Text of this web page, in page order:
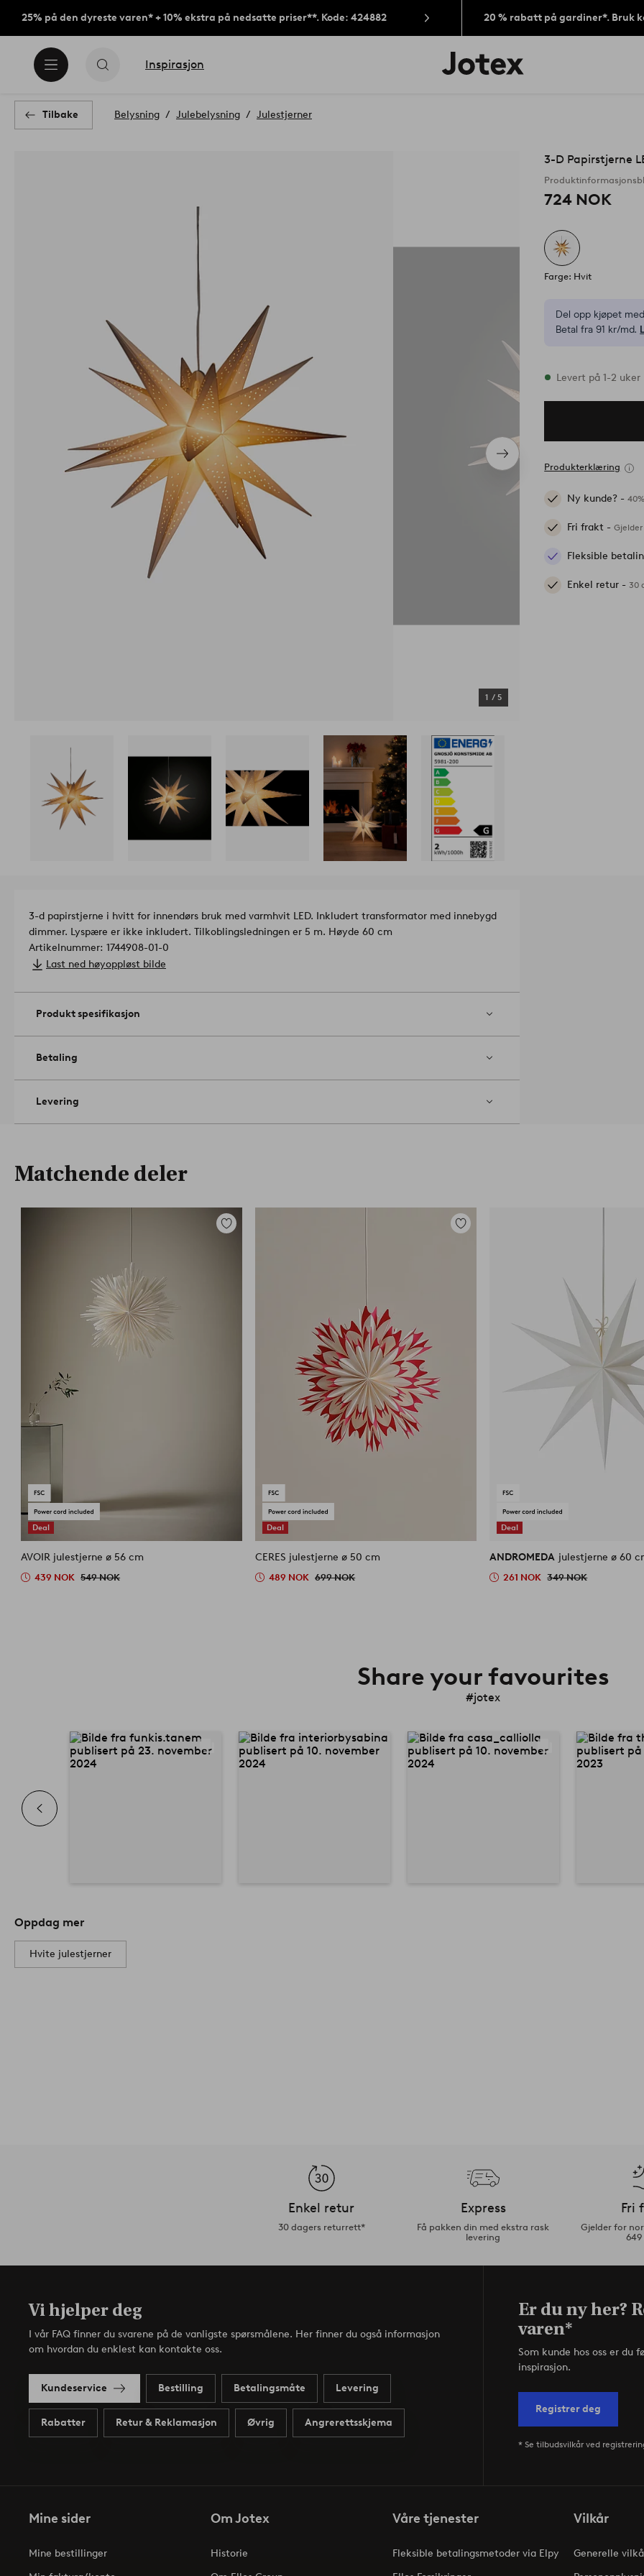
25% på den dyreste varen* + 10% ekstra på nedsatte priser**. Kode: 424882 20 % rabatt på gardiner*. Bruk
Inspirasjon
Jotex’
logo
Tilbake Belysning Julebelysning Julestjerner
Neste
produkt
1 / 5
3-D Papirstjerne
724 NOK
Farge: Hvit
Del opp kjøpet
Betal fra 91 kr/md.
På lager
Levert på 1-2 uker
Produkterklæring
Ny kunde? -
Fri frakt -
Fleksible
Enkel retur -30
3-d papirstjerne i hvitt for innendørs bruk med varmhvit LED. Inkludert transformator med innebygd
dimmer. Lyspære er ikke inkludert. Tilkoblingsledningen er 5 m. Høyde 60 cm
Artikelnummer: 1744908-01-0
Last ned høyoppløst bilde
Produkt spesifikasjon
Betaling
Levering
Matchende deler
Deal
Legg
AVOIR julestjerne ø 56 cm
439 NOK 549 NOK
Deal
Legg
CERES julestjerne ø 50 cm
489 NOK 699 NOK
Deal
ANDROMEDA julestjerne ø 60
261 NOK 349 NOK
Share your favourites
#jotex
Oppdag mer
Hvite julestjerner
Enkel retur
30 dagers returrett*
Express
Få pakken din med ekstra rask
levering
Fri
Gjelder for
649
Vi hjelper deg
I vår FAQ finner du svarene på de vanligste spørsmålene. Her finner du også informasjon
om hvordan du enklest kan kontakte oss.
Kundeservice Bestilling Betalingsmåte Levering
Rabatter Retur & Reklamasjon Øvrig Angrerettsskjema
Er du ny her?
varen*
Som kunde hos oss er du
inspirasjon.
Registrer deg
* Se tilbudsvilkår ved
Mine sider
Mine bestillinger
Om Jotex
Historie
Våre tjenester
Fleksible betalingsmetoder via Elpy
Vilkår
Generelle